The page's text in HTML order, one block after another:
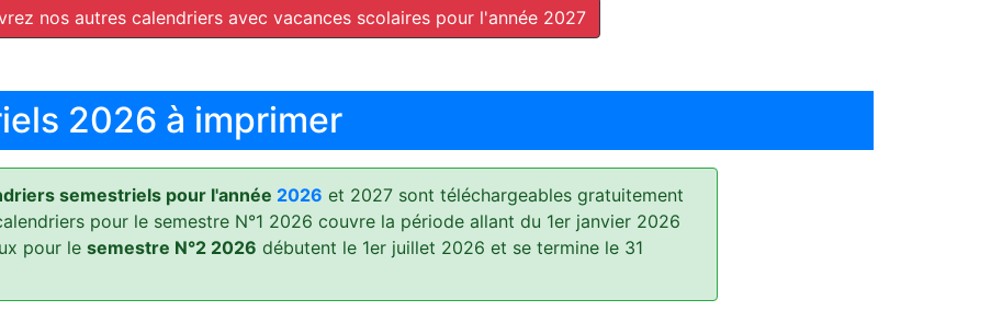
nos autres calendriers avec vacances scolaires pour l'année 2027
2026 à imprimer
semestriels pour l'année 2026 et 2027 sont téléchargeables gratuitement
pour le semestre N°1 2026 couvre la période allant du 1er janvier 2026
pour le semestre N°2 2026 débutent le 1er juillet 2026 et se termine le 31